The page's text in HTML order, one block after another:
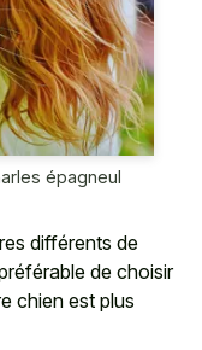
épagneul
différents de
de choisir
chien est plus